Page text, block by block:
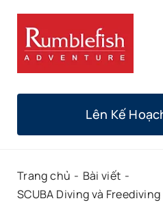
dung
Trang Chủ
Khoá Học
Lặn Hàng Ngày
Lên Kế
Trang chủ
Bài viết
SCUBA Diving và